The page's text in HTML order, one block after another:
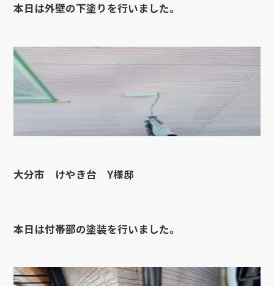
本日は外壁の下塗りを行いました。
大分市 けやき台 Y様邸
本日は付帯部の塗装を行いました。